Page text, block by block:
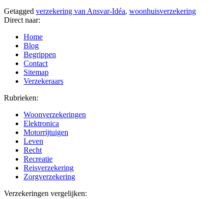
Getagged verzekering van Ansvar-Idéa, woonhuisverzekering
Direct naar:
Home
Blog
Begrippen
Contact
Sitemap
Verzekeraars
Rubrieken:
Woonverzekeringen
Elektronica
Motorrijtuigen
Leven
Recht
Recreatie
Reisverzekering
Zorgverzekering
Verzekeringen vergelijken: